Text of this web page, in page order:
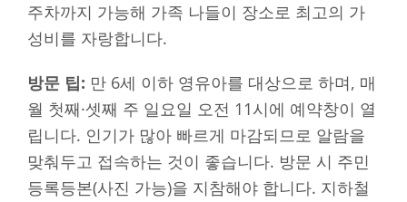
주차까지 가능해 가족 나들이 장소로 최고의 가
성비를 자랑합니다.
방문 팁: 만 6세 이하 영유아를 대상으로 하며, 매
월 첫째·셋째 주 일요일 오전 11시에 예약창이 열
립니다. 인기가 많아 빠르게 마감되므로 알람을
맞춰두고 접속하는 것이 좋습니다. 방문 시 주민
등록등본(사진 가능)을 지참해야 합니다. 지하철